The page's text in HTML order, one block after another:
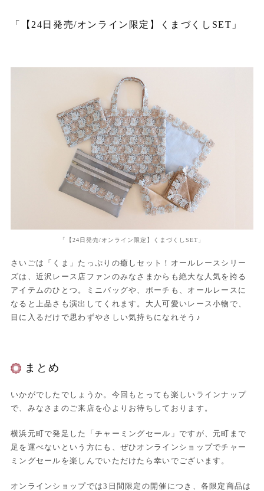
「【24日発売/オンライン限定】くまづくしSET」
「【24日発売/オンライン限定】くまづくしSET」
さいごは「くま」たっぷりの癒しセット！オールレースシリー
ズは、近沢レース店ファンのみなさまからも絶大な人気を誇る
アイテムのひとつ。ミニバッグや、ポーチも、オールレースに
なると上品さも演出してくれます。大人可愛いレース小物で、
目に入るだけで思わずやさしい気持ちになれそう♪
まとめ
いかがでしたでしょうか。今回もとっても楽しいラインナップ
で、みなさまのご来店を心よりお待ちしております。
横浜元町で発足した「チャーミングセール」ですが、元町まで
足を運べないという方にも、ぜひオンラインショップでチャー
ミングセールを楽しんでいただけたら幸いでございます。
オンラインショップでは3日間限定の開催につき、各限定商品は